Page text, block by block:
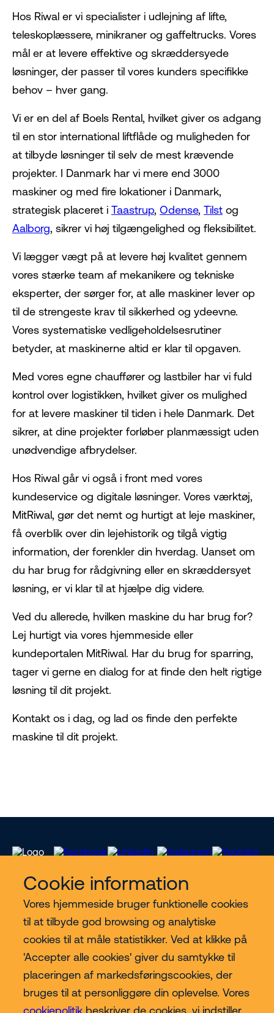
Cookie information
Vores hjemmeside bruger funktionelle cookies
til at tilbyde god browsing og analytiske
cookies til at måle statistikker. Ved at klikke på
'Accepter alle cookies' giver du samtykke til
placeringen af markedsføringscookies, der
bruges til at personliggøre din oplevelse. Vores
cookiepolitikbeskriver de cookies, vi indstiller,
Hos Riwal er vi specialister i udlejning af lifte,
teleskoplæssere, minikraner og gaffeltrucks. Vores
mål er at levere effektive og skræddersyede
løsninger, der passer til vores kunders specifikke
behov – hver gang.
Vi er en del af Boels Rental, hvilket giver os adgang
til en stor international liftflåde og muligheden for
at tilbyde løsninger til selv de mest krævende
projekter. I Danmark har vi mere end 3000
maskiner og med fire lokationer i Danmark,
strategisk placeret i Taastrup, Odense, Tilst og
Aalborg, sikrer vi høj tilgængelighed og fleksibilitet.
Vi lægger vægt på at levere høj kvalitet gennem
vores stærke team af mekanikere og tekniske
eksperter, der sørger for, at alle maskiner lever op
til de strengeste krav til sikkerhed og ydeevne.
Vores systematiske vedligeholdelsesrutiner
betyder, at maskinerne altid er klar til opgaven.
Med vores egne chauffører og lastbiler har vi fuld
kontrol over logistikken, hvilket giver os mulighed
for at levere maskiner til tiden i hele Danmark. Det
sikrer, at dine projekter forløber planmæssigt uden
unødvendige afbrydelser.
Hos Riwal går vi også i front med vores
kundeservice og digitale løsninger. Vores værktøj,
MitRiwal, gør det nemt og hurtigt at leje maskiner,
få overblik over din lejehistorik og tilgå vigtig
information, der forenkler din hverdag. Uanset om
du har brug for rådgivning eller en skræddersyet
løsning, er vi klar til at hjælpe dig videre.
Ved du allerede, hvilken maskine du har brug for?
Lej hurtigt via vores hjemmeside eller
kundeportalen MitRiwal. Har du brug for sparring,
tager vi gerne en dialog for at finde den helt rigtige
løsning til dit projekt.
Kontakt os i dag, og lad os finde den perfekte
maskine til dit projekt.
Vores services
Lift kategorier
Contact